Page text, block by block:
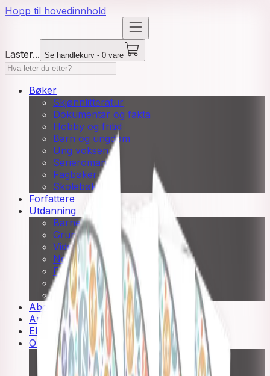
Hopp til hovedinnhold
Laster... Se handlekurv - 0 vare
Bøker
Skjønnlitteratur
Dokumentar og fakta
Hobby og fritid
Barn og ungdom
Ung voksen
Serieromaner
Fagbøker
Skolebøker
Forfattere
Utdanning
Barnehage
Grunnskole
Videregående
Norsk som andrespråk
Fagskole
Akademisk
Forskning
Abonnement
Arrangementer
Elling bokkafé
Om Cappelen Damm
Presse
Nyhetsbrev